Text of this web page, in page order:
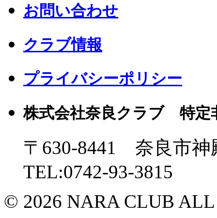
お問い合わせ
クラブ情報
プライバシーポリシー
株式会社奈良クラブ 特定
〒630-8441 奈良市
TEL:0742-93-3815
© 2026 NARA CLUB ALL